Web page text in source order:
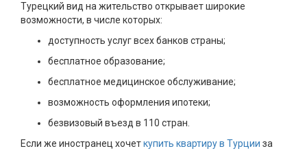
Турецкий вид на жительство открывает широкие
возможности, в числе которых:
доступность услуг всех банков страны;
бесплатное образование;
бесплатное медицинское обслуживание;
возможность оформления ипотеки;
безвизовый въезд в 110 стран.
Если же иностранец хочеткупить квартиру в Турции за